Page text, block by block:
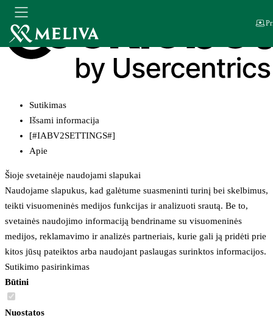
Sutikimas
Išsami informacija
[#IABV2SETTINGS#]
Apie
Šioje svetainėje naudojami slapukai
Naudojame slapukus, kad galėtume suasmeninti turinį bei skelbimus,
teikti visuomeninės medijos funkcijas ir analizuoti srautą. Be to,
svetainės naudojimo informaciją bendriname su visuomeninės
medijos, reklamavimo ir analizės partneriais, kurie gali ją pridėti prie
kitos jūsų pateiktos arba naudojant paslaugas surinktos informacijos.
Sutikimo pasirinkimas
Būtini
Nuostatos